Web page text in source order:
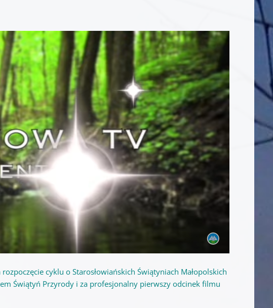
cyklu o Starosłowiańskich Świątyniach Małopolskich
Świątyń Przyrody i za profesjonalny pierwszy odcinek filmu